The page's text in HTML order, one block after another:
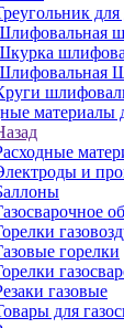
материалы
и
горелки
газовые
для